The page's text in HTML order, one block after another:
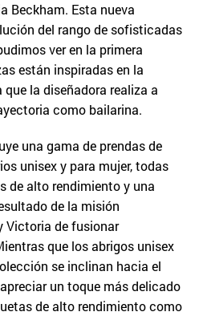
Beckham. Esta nueva
del rango de sofisticadas
ver en la primera
están inspiradas en la
la diseñadora realiza a
como bailarina.
una gama de prendas de
unisex y para mujer, todas
de alto rendimiento y una
de la misión
Victoria de fusionar
que los abrigos unisex
se inclinan hacia el
un toque más delicado
de alto rendimiento como